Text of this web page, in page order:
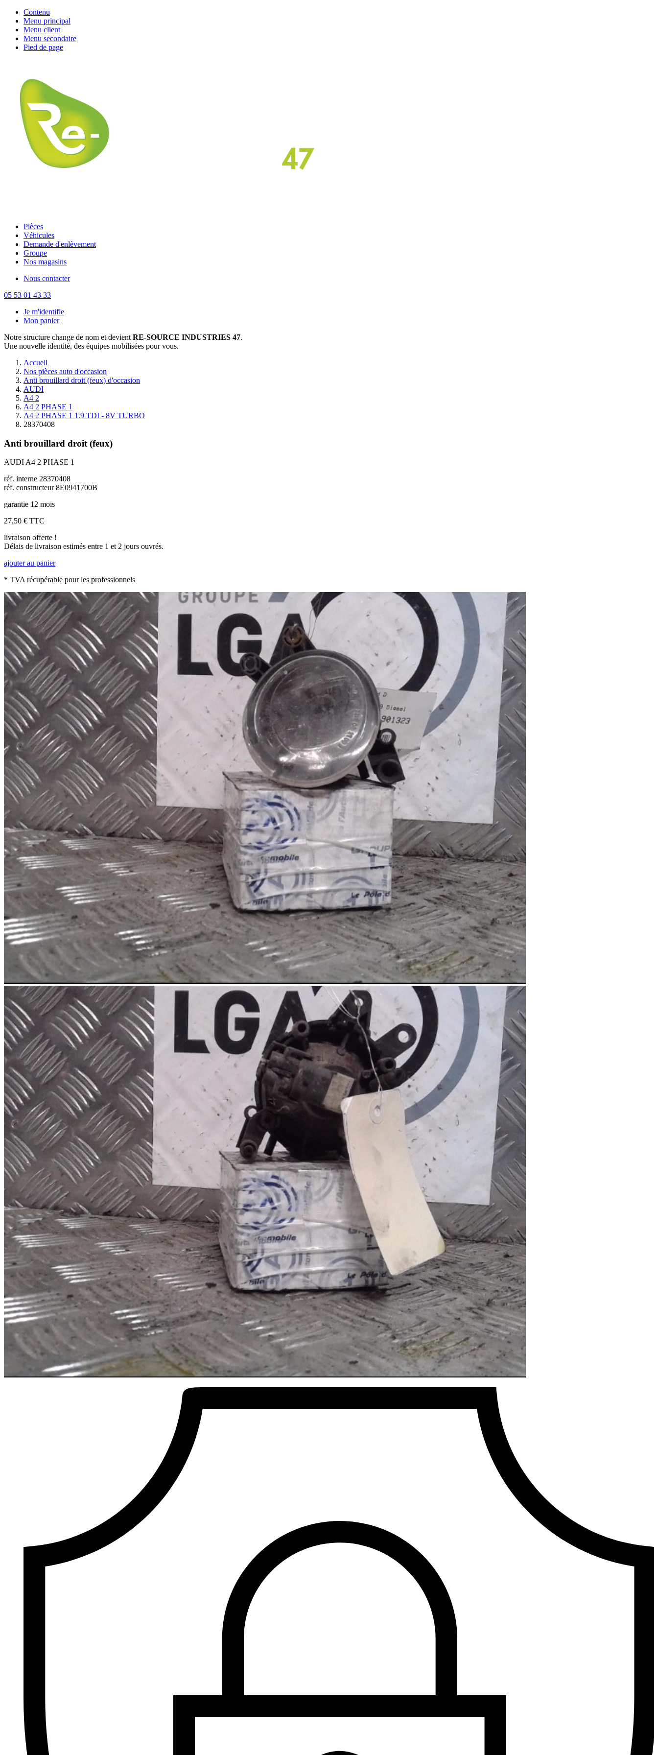
Contenu
Menu principal
Menu client
Menu secondaire
Pied de page
Pièces
Véhicules
Demande d'enlèvement
Groupe
Nos magasins
Nous contacter
05 53 01 43 33
Je m'identifie
Mon panier
Notre structure change de nom et devient RE-SOURCE INDUSTRIES 47.
Une nouvelle identité, des équipes mobilisées pour vous.
Accueil
Nos pièces auto d'occasion
Anti brouillard droit (feux) d'occasion
AUDI
A4 2
A4 2 PHASE 1
A4 2 PHASE 1 1.9 TDI - 8V TURBO
28370408
Anti brouillard droit (feux)
AUDI A4 2 PHASE 1
réf. interne 28370408
réf. constructeur 8E0941700B
garantie 12 mois
27,50 € TTC
livraison offerte !
Délais de livraison estimés entre 1 et 2 jours ouvrés.
ajouter au panier
* TVA récupérable pour les professionnels